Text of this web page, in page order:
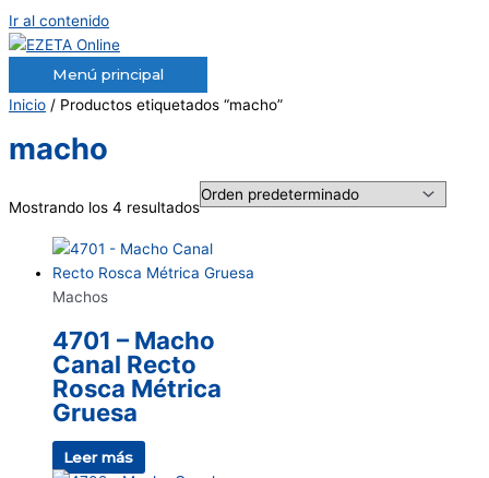
Ir al contenido
Menú principal
Inicio / Productos etiquetados “macho”
macho
Mostrando los 4 resultados
Machos
4701 – Macho
Canal Recto
Rosca Métrica
Gruesa
Leer más